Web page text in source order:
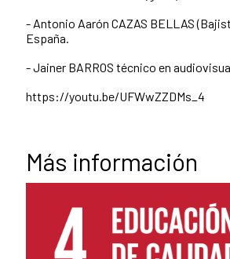
- Antonio Aarón CAZAS BELLAS
España.
- Jainer BARROS técnico en
https://youtu.be/UFWwZZDMs_4
Más información